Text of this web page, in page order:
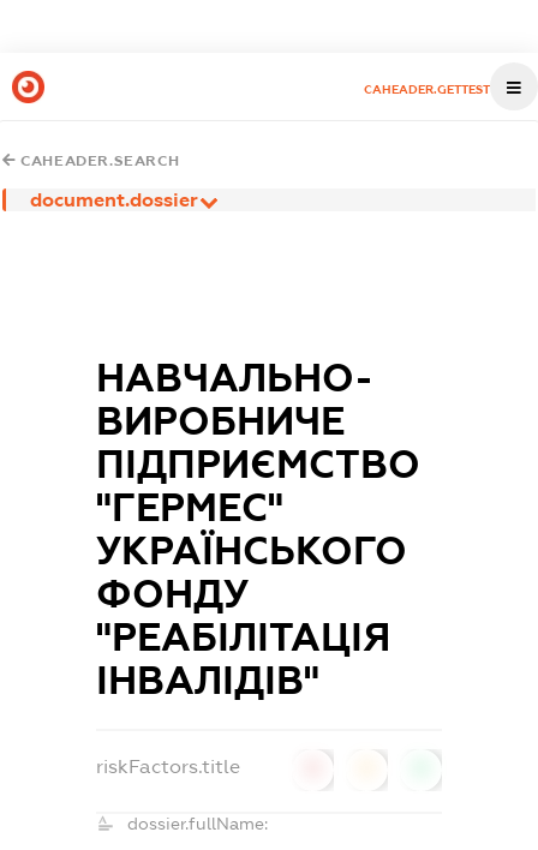
CAHEADER.GETTEST
CAHEADER.SEARCH
document.dossier
НАВЧАЛЬНО-
ВИРОБНИЧЕ
ПІДПРИЄМСТВО
"ГЕРМЕС"
УКРАЇНСЬКОГО
ФОНДУ
"РЕАБІЛІТАЦІЯ
ІНВАЛІДІВ"
riskFactors.title
dossier.fullName: